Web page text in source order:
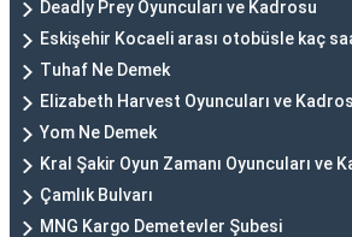
Deadly Prey Oyuncuları ve Kadrosu
Eskişehir Kocaeli arası otobüsle kaç
Tuhaf Ne Demek
Elizabeth Harvest Oyuncuları ve
Yom Ne Demek
Kral Şakir Oyun Zamanı Oyuncuları ve
Çamlık Bulvarı
MNG Kargo Demetevler Şubesi